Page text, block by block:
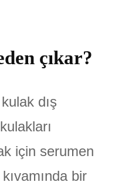
çıkar?
dış
için serumen
bir